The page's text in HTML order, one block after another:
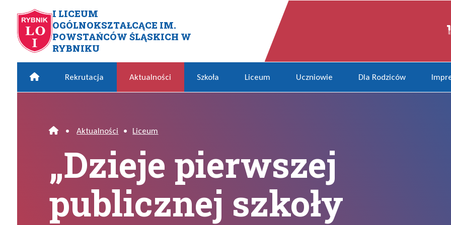
Przejdź do menu głównego
Przejdź do menu dodatkowego
Przejdź do treści
Mapa serwisu
I LICEUM
OGÓLNOKSZTAŁCĄCE IM.
POWSTAŃCÓW ŚLĄSKICH W
RYBNIKU
„Dzieje pierwszej publicznej szkoły średniej w Rybniku”
Home Rekrutacja Aktualności Szkoła Liceum Uczniowie Dla Rodziców
Home
• Aktualności • Liceum
„Dzieje pierwszej
publicznej szkoły